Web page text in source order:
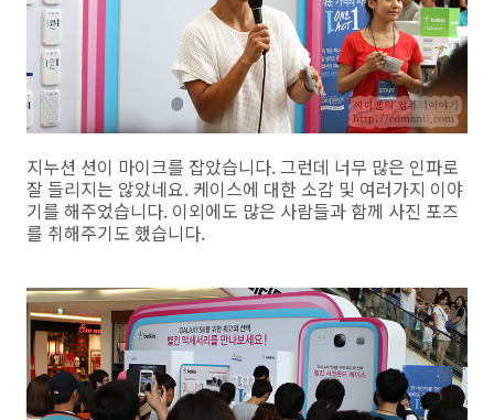
지누션 션이 마이크를 잡았습니다. 그런데 너무 많은 인파로
잘 들리지는 않았네요. 케이스에 대한 소감 및 여러가지 이야
기를 해주었습니다. 이외에도 많은 사람들과 함께 사진 포즈
를 취해주기도 했습니다.